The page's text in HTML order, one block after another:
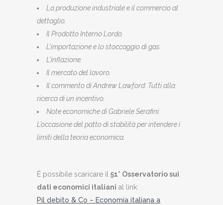
La produzione industriale e il commercio al
dettaglio.
Il Prodotto Interno Lordo.
L’importazione e lo stoccaggio di gas.
L’inflazione.
Il mercato del lavoro.
Il commento di Andrew Lawford: Tutti alla
ricerca di un incentivo.
Note economiche di Gabriele Serafini:
L’occasione del patto di stabilitàper intendere i
limiti della teoria economica
È possibile scaricare il 51° Osservatorio sui
dati economici italiani al link:
Pil debito & Co – Economia italiana a